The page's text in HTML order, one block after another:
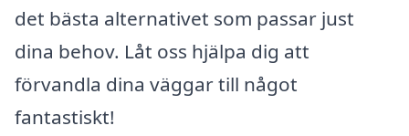
det bästa alternativet som passar just
dina behov. Låt oss hjälpa dig att
förvandla dina väggar till något
fantastiskt!